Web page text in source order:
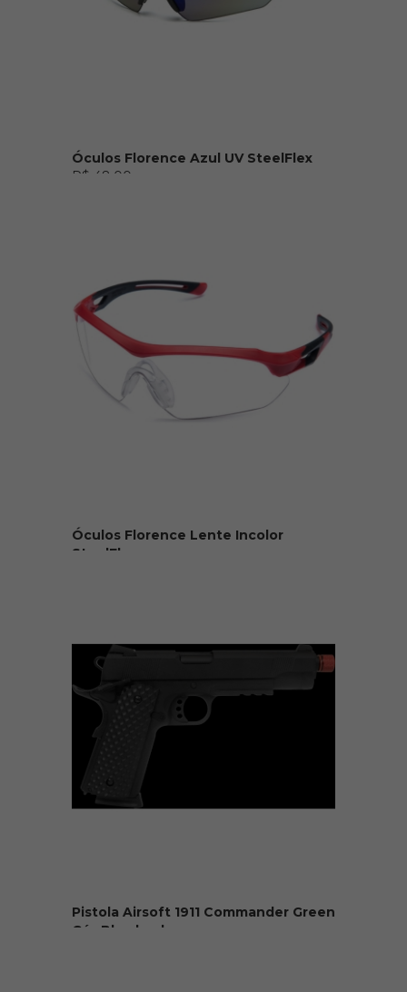
Óculos Florence Azul UV SteelFlex
R$ 48,00
Óculos Florence Lente Incolor
SteelFlex
Pistola Airsoft 1911 Commander Green
Gás Blowback...